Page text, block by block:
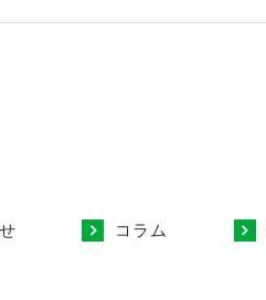
コラム